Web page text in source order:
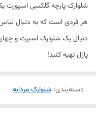
شلوارک پارچه گلکسی اسپورت
هر فردی است که به دنبال
دنبال یک شلوارک اسپرت و
پازل تهیه کنید!
دسته‌بندی: شلوارک مردانه